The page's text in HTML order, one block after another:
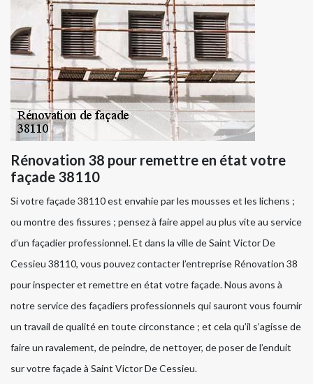
Rénovation 38 pour remettre en état votre
façade 38110
Si votre façade 38110 est envahie par les mousses et les lichens ;
ou montre des fissures ; pensez à faire appel au plus vite au service
d’un façadier professionnel. Et dans la ville de Saint Victor De
Cessieu 38110, vous pouvez contacter l’entreprise Rénovation 38
pour inspecter et remettre en état votre façade. Nous avons à
notre service des façadiers professionnels qui sauront vous fournir
un travail de qualité en toute circonstance ; et cela qu’il s’agisse de
faire un ravalement, de peindre, de nettoyer, de poser de l’enduit
sur votre façade à Saint Victor De Cessieu.